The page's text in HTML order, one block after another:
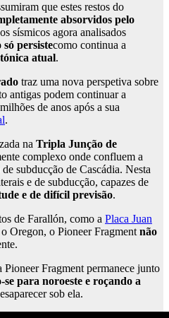
que estes restos do
absorvidos pelo
sísmicos agora analisados
só persistecomo continua a
atual.
traz uma nova perspetiva sobre
antigas podem continuar a
de anos após a sua
.
na Tripla Junção de
complexo onde confluem a
de subducção de Cascádia. Nesta
e de subducção, capazes de
e de difícil previsão.
de Farallón, como a Placa Juan
Oregon, o Pioneer Fragmentnão
Pioneer Fragment permanece junto
se para noroeste e roçando a
sob ela.